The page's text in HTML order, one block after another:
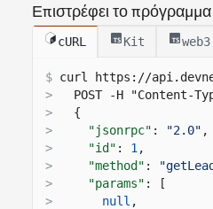
Επιστρέφει το
cURL Kit
$ curl https://
>
POST -H "Content-
>
{
>
"jsonrpc" : "2.0" ,
>
"id" : 1 ,
>
"method" :
>
"params" : [
>
null ,